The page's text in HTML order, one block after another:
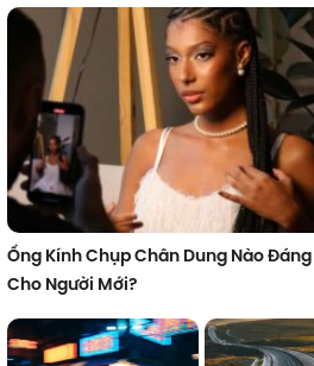
Ống Kính Chụp Chân Dung Nào
Cho Người Mới?